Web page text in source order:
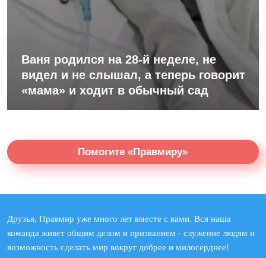
Ваня родился на 28-й неделе, не
видел и не слышал, а теперь говорит
«мама» и ходит в обычный сад
Помогите «Правмиру»
Друзья, Правмир уже много лет вместе с вами. Вся наша
команда живет общим делом и призванием - служение людям и
возможность сделать мир вокруг добрее и милосерднее!